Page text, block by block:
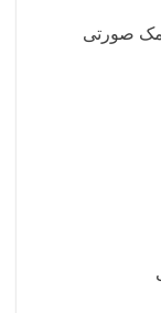
صورتی